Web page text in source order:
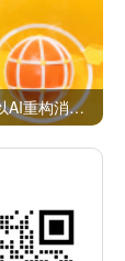
数云Agent OS亮相华为云INSPIRE创想者大会：以AI重构消费者运营与零售营销新范式